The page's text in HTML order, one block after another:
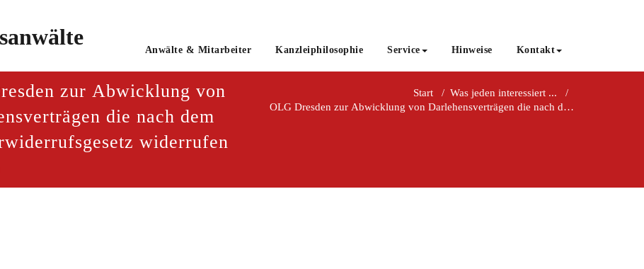
Anwälte & Mitarbeiter Kanzleiphilosophie Service Hinweise Kontakt
zur Abwicklung von
die nach dem
widerrufen
Start / Was jeden interessiert ... /
OLG Dresden zur Abwicklung von Darlehensverträgen die nach dem